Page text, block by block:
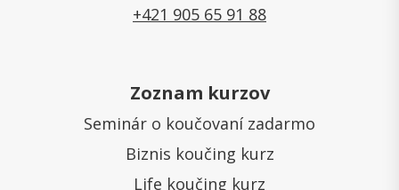
+421 905 65 91 88
Zoznam kurzov
Seminár o koučovaní zadarmo
Biznis koučing kurz
Life koučing kurz